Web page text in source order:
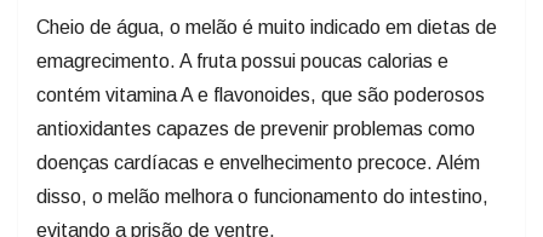
Cheio de água, o melão é muito indicado em dietas de
emagrecimento. A fruta possui poucas calorias e
contém vitamina A e flavonoides, que são poderosos
antioxidantes capazes de prevenir problemas como
doenças cardíacas e envelhecimento precoce. Além
disso, o melão melhora o funcionamento do intestino,
evitando a prisão de ventre.